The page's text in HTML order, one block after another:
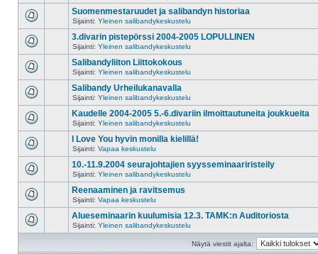
Suomenmestaruudet ja salibandyn historiaa
Sijainti: Yleinen salibandykeskustelu
3.divarin pistepörssi 2004-2005 LOPULLINEN
Sijainti: Yleinen salibandykeskustelu
Salibandyliiton Liittokokous
Sijainti: Yleinen salibandykeskustelu
Salibandy Urheilukanavalla
Sijainti: Yleinen salibandykeskustelu
Kaudelle 2004-2005 5.-6.divariin ilmoittautuneita joukkueita
Sijainti: Yleinen salibandykeskustelu
I Love You hyvin monilla kielillä!
Sijainti: Vapaa keskustelu
10.-11.9.2004 seurajohtajien syysseminaariristeily
Sijainti: Yleinen salibandykeskustelu
Reenaaminen ja ravitsemus
Sijainti: Vapaa keskustelu
Alueseminaarin kuulumisia 12.3. TAMK:n Auditoriosta
Sijainti: Yleinen salibandykeskustelu
Näytä viestit ajalta: